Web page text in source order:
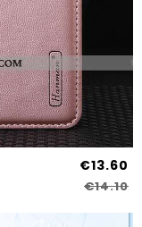
€13.60
€14.10